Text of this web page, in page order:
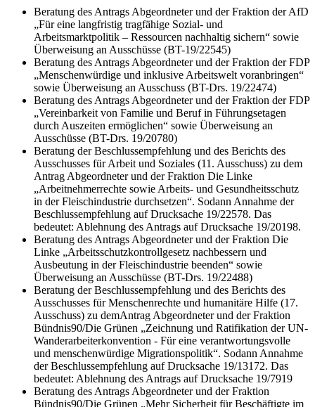
Beratung des Antrags Abgeordneter und der Fraktion der AfD
„Für eine langfristig tragfähige Sozial- und
Arbeitsmarktpolitik – Ressourcen nachhaltig sichern“ sowie
Überweisung an Ausschüsse (BT-19/22545)
Beratung des Antrags Abgeordneter und der Fraktion der FDP
„Menschenwürdige und inklusive Arbeitswelt voranbringen“
sowie Überweisung an Ausschuss (BT-Drs. 19/22474)
Beratung des Antrags Abgeordneter und der Fraktion der FDP
„Vereinbarkeit von Familie und Beruf in Führungsetagen
durch Auszeiten ermöglichen“ sowie Überweisung an
Ausschüsse (BT-Drs. 19/20780)
Beratung der Beschlussempfehlung und des Berichts des
Ausschusses für Arbeit und Soziales (11. Ausschuss) zu dem
Antrag Abgeordneter und der Fraktion Die Linke
„Arbeitnehmerrechte sowie Arbeits- und Gesundheitsschutz
in der Fleischindustrie durchsetzen“. Sodann Annahme der
Beschlussempfehlung auf Drucksache 19/22578. Das
bedeutet: Ablehnung des Antrags auf Drucksache 19/20198.
Beratung des Antrags Abgeordneter und der Fraktion Die
Linke „Arbeitsschutzkontrollgesetz nachbessern und
Ausbeutung in der Fleischindustrie beenden“ sowie
Überweisung an Ausschüsse (BT-Drs. 19/22488)
Beratung der Beschlussempfehlung und des Berichts des
Ausschusses für Menschenrechte und humanitäre Hilfe (17.
Ausschuss) zu demAntrag Abgeordneter und der Fraktion
Bündnis90/Die Grünen „Zeichnung und Ratifikation der UN-
Wanderarbeiterkonvention - Für eine verantwortungsvolle
und menschenwürdige Migrationspolitik“. Sodann Annahme
der Beschlussempfehlung auf Drucksache 19/13172. Das
bedeutet: Ablehnung des Antrags auf Drucksache 19/7919
Beratung des Antrags Abgeordneter und der Fraktion
Bündnis90/Die Grünen „Mehr Sicherheit für Beschäftigte im